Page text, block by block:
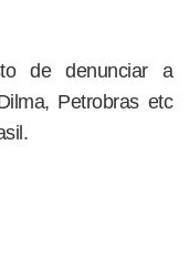
de denunciar a
Petrobras etc